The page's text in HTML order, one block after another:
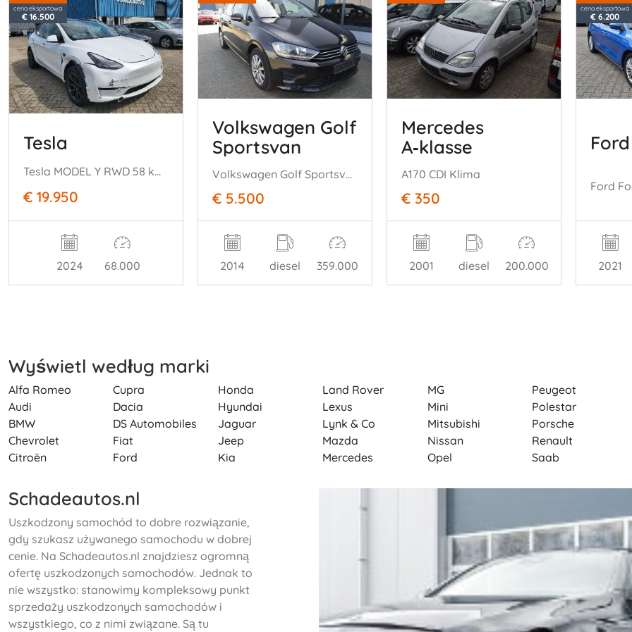
cena eksportowa
€ 16.500
Tesla
Tesla MODEL Y RWD 58 kWh range 455km nwprijs € 45000
€ 19.950
2024 68.000
Volkswagen Golf
Sportsvan
Volkswagen Golf Sportsvan 1,6 TDI Aut DSG Navi Pdc Klimatronik
€ 5.500
2014 diesel 359.000
Mercedes
A‑klasse
A170 CDI Klima
€ 350
2001 diesel 200.000
cena eksportowa
€ 6.200
2021
Wyświetl według marki
Alfa Romeo
Audi
BMW
Chevrolet
Citroën
Cupra
Dacia
DS Automobiles
Fiat
Ford
Honda
Hyundai
Jaguar
Jeep
Kia
Land Rover
Lexus
Lynk & Co
Mazda
Mercedes
MG
Mini
Mitsubishi
Nissan
Opel
Peugeot
Polestar
Porsche
Renault
Saab
Schadeautos.nl
Uszkodzony samochód to dobre rozwiązanie,
gdy szukasz używanego samochodu w dobrej
cenie. Na Schadeautos.nl znajdziesz ogromną
ofertę uszkodzonych samochodów. Jednak to
nie wszystko: stanowimy kompleksowy punkt
sprzedaży uszkodzonych samochodów i
wszystkiego, co z nimi związane. Są tu